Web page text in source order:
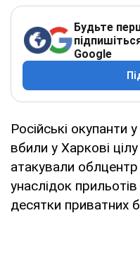
Будьте
Google
Російські окупанти
вбили у Харкові
атакували
унаслідок
десятки приватних